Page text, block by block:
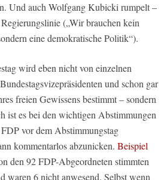
Und auch Wolfgang Kubicki rumpelt –
(„Wir brauchen kein
eine demokratische Politik“).
wird eben nicht von einzelnen
und schon gar
freien Gewissens bestimmt – sondern
ist es bei den wichtigen Abstimmungen
vor dem Abstimmungstag
kommentarlos abzunicken. Beispiel
den 92 FDP-Abgeordneten stimmten
waren 6 nicht anwesend. Selbst wenn